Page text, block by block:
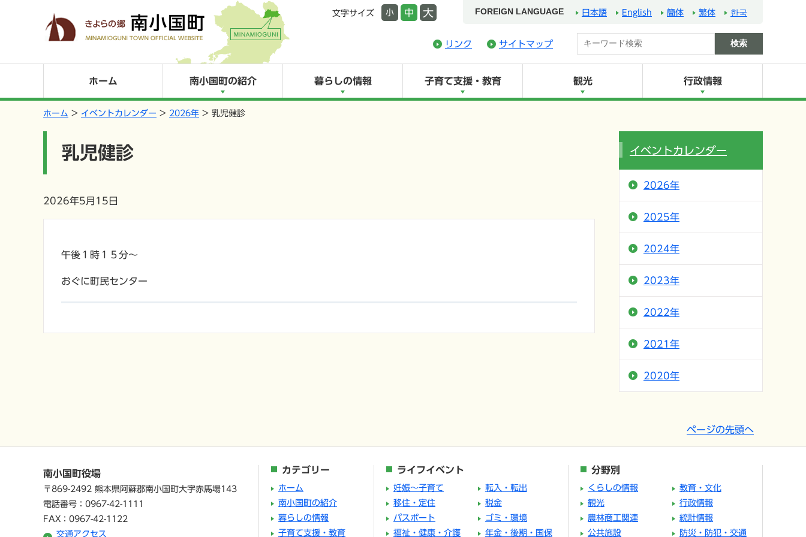
文字サイズ 小 中 大 FOREIGN LANGUAGE 日本語 English 簡体 繁体 한국
リンク サイトマップ
ホーム 南小国町の紹介 暮らしの情報 子育て支援・教育 観光 行政情報
ホーム イベントカレンダー 2026年 乳児健診
乳児健診
2026年5月15日
午後１時１５分～
おぐに町民センター
イベントカレンダー
2026年
2025年
2024年
2023年
2022年
2021年
2020年
ページの先頭へ
南小国町役場
〒869-2492 熊本県阿蘇郡南小国町大字赤馬場143
電話番号：0967-42-1111
FAX：0967-42-1122
交通アクセス
カテゴリー
ホーム
南小国町の紹介
暮らしの情報
子育て支援・教育
ライフイベント
妊娠～子育て
転入・転出
移住・定住
税金
パスポート
ゴミ・環境
福祉・健康・介護
年金・後期・国保
分野別
くらしの情報
教育・文化
観光
行政情報
農林商工関連
統計情報
公共施設
防災・防犯・交通